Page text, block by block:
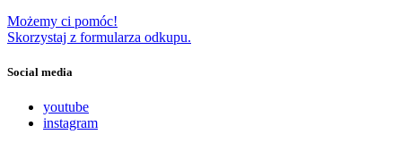
Możemy ci pomóc!
Skorzystaj z formularza odkupu.
Social media
youtube
instagram